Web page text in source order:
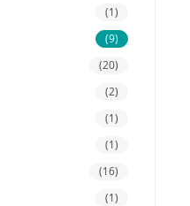
(1)
(9)
(20)
(2)
(1)
(1)
(16)
(1)